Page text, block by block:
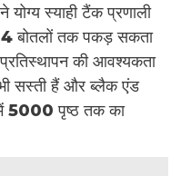
स्याही टैंक प्रणाली
4 बोतलों तक पकड़ सकता
की आवश्यकता
सस्ती हैं और ब्लैक एंड
5000 पृष्ठ तक का